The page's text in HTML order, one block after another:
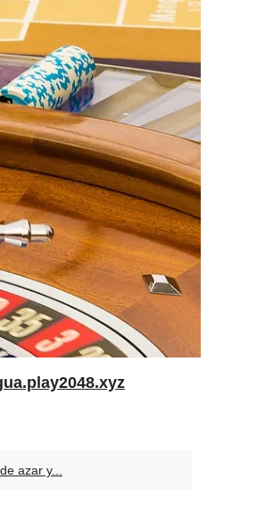
azar y...